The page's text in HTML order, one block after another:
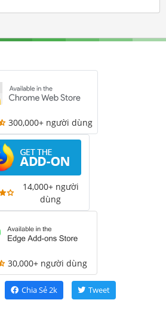
300,000+ người dùng
14,000+ người
dùng
30,000+ người dùng
Chia Sẻ2k Tweet